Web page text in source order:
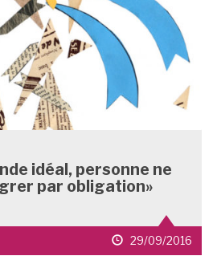
idéal, personne ne
par obligation»
date
de
29/09/2016